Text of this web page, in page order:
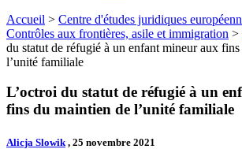
Accueil > Centre d'études juridiques
Contrôles aux frontières, asile et immigration >
du statut de réfugié à un enfant mineur aux
l’unité familiale
L’octroi du statut de réfugié à un
fins du maintien de l’unité familiale
Alicja Slowik , 25 novembre 2021